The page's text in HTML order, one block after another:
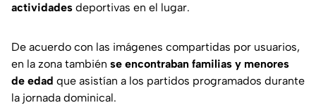
actividades deportivas en el lugar.
De acuerdo con las imágenes compartidas por usuarios,
en la zona también se encontraban familias y menores
de edad que asistían a los partidos programados durante
la jornada dominical.